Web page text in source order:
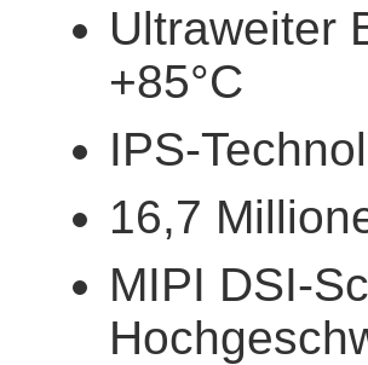
Ultraweiter
+85°C
IPS-
16,7
MIPI DSI-